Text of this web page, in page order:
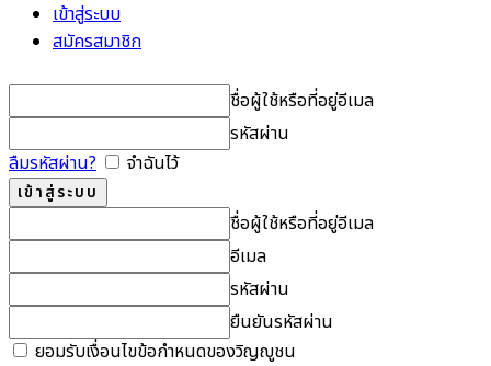
เข้าสู่ระบบ
สมัครสมาชิก
ชื่อผู้ใช้หรือที่อยู่อีเมล
รหัสผ่าน
ลืมรหัสผ่าน?
จำฉันไว้
ชื่อผู้ใช้หรือที่อยู่อีเมล
อีเมล
รหัสผ่าน
ยืนยันรหัสผ่าน
ยอมรับเงื่อนไขข้อกำหนดของวิญญูชน